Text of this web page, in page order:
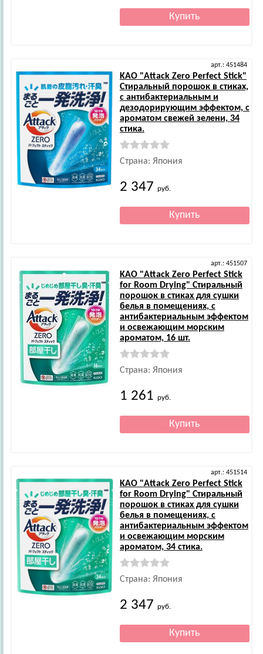
арт.: 451484
KAO"Attack Zero Perfect Stick"
Стиральный порошок в стиках,
с антибактериальным и
дезодорирующим эффектом, с
ароматом свежей зелени, 34
стика.
Страна: Япония
2 347 руб.
арт.: 451507
KAO"Attack Zero Perfect Stick
for Room Drying" Стиральный
порошок в стиках для сушки
белья в помещениях, с
антибактериальным эффектом
и освежающим морским
ароматом, 16 шт.
Страна: Япония
1 261 руб.
арт.: 451514
KAO"Attack Zero Perfect Stick
for Room Drying" Стиральный
порошок в стиках для сушки
белья в помещениях, с
антибактериальным эффектом
и освежающим морским
ароматом, 34 стика.
Страна: Япония
2 347 руб.